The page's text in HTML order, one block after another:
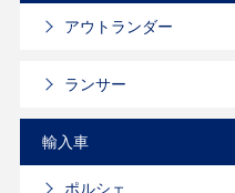
アウトランダー
ランサー
輸入車
ポルシェ